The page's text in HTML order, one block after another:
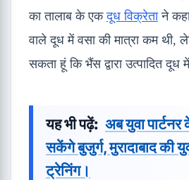
का तालाब के एकदूध विक्रेताने
वाले दूध में वसा की मात्रा कम थी,
सकता हूं कि भैंस द्वारा उत्पादित दूध
यह भी पढ़ें: अब युवा
सकेंगे बुजुर्ग, मुरादाबाद की
ट्रेनिंग।